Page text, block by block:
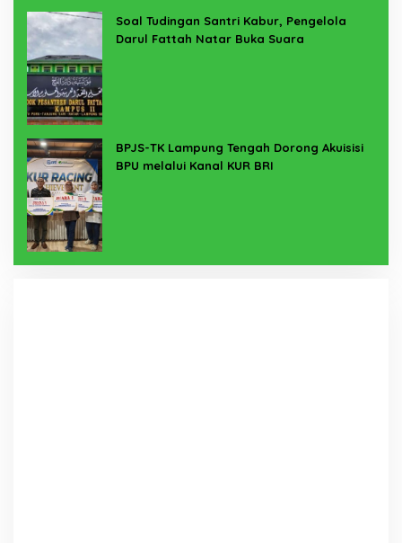
Soal Tudingan Santri Kabur, Pengelola
Darul Fattah Natar Buka Suara
BPJS-TK Lampung Tengah Dorong Akuisisi
BPU melalui Kanal KUR BRI